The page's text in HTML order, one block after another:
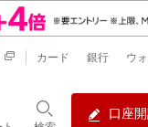
口座
カード 銀行 ウ